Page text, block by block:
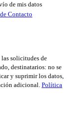
de mis datos
Contacto
solicitudes de
destinatarios: no se
y suprimir los datos,
adicional. Política